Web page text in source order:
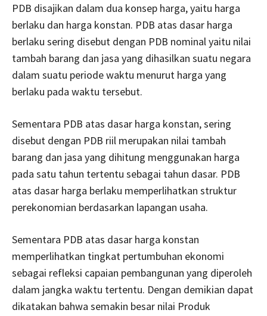
PDB disajikan dalam dua konsep harga, yaitu harga
berlaku dan harga konstan. PDB atas dasar harga
berlaku sering disebut dengan PDB nominal yaitu nilai
tambah barang dan jasa yang dihasilkan suatu negara
dalam suatu periode waktu menurut harga yang
berlaku pada waktu tersebut.
Sementara PDB atas dasar harga konstan, sering
disebut dengan PDB riil merupakan nilai tambah
barang dan jasa yang dihitung menggunakan harga
pada satu tahun tertentu sebagai tahun dasar. PDB
atas dasar harga berlaku memperlihatkan struktur
perekonomian berdasarkan lapangan usaha.
Sementara PDB atas dasar harga konstan
memperlihatkan tingkat pertumbuhan ekonomi
sebagai refleksi capaian pembangunan yang diperoleh
dalam jangka waktu tertentu. Dengan demikian dapat
dikatakan bahwa semakin besar nilai Produk